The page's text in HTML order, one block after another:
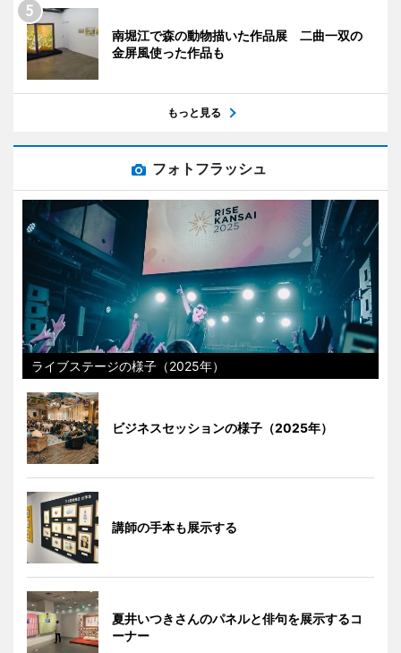
南堀江で森の動物描いた作品展 二曲一双の
金屏風使った作品も
もっと見る
フォトフラッシュ
ライブステージの様子（2025年）
ビジネスセッションの様子（2025年）
講師の手本も展示する
夏井いつきさんのパネルと俳句を展示するコ
ーナー